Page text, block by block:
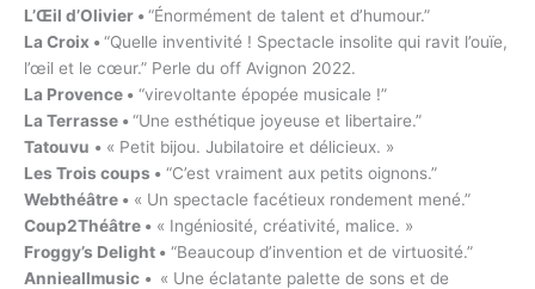
L’Œil d’Olivier •“Énormément de talent et d’humour.”
La Croix •“Quelle inventivité ! Spectacle insolite qui ravit l’ouïe,
l’œil et le cœur.” Perle du off Avignon 2022.
La Provence • “virevoltante épopée musicale !”
La Terrasse •“Une esthétique joyeuse et libertaire.”
Tatouvu • « Petit bijou. Jubilatoire et délicieux. »
Les Trois coups • “C’est vraiment aux petits oignons.”
Webthéâtre • « Un spectacle facétieux rondement mené.”
Coup2Théâtre • « Ingéniosité, créativité, malice. »
Froggy’s Delight • “Beaucoup d’invention et de virtuosité.”
Annieallmusic • « Une éclatante palette de sons et de